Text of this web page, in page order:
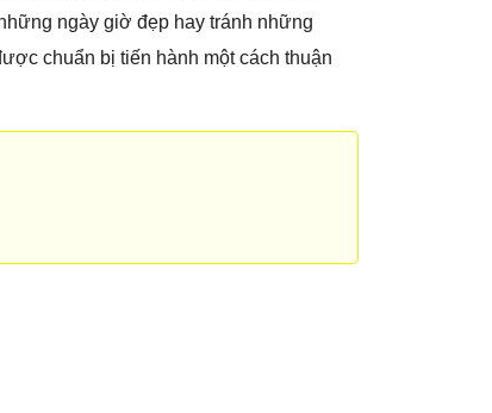
ngày giờ đẹp hay tránh những
chuẩn bị tiến hành một cách thuận